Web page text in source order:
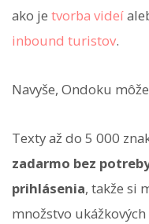
ako je tvorba videí
inbound turistov.
Navyše, Ondoku
Texty až do 5 000
zadarmo bez
prihlásenia, takže si
množstvo